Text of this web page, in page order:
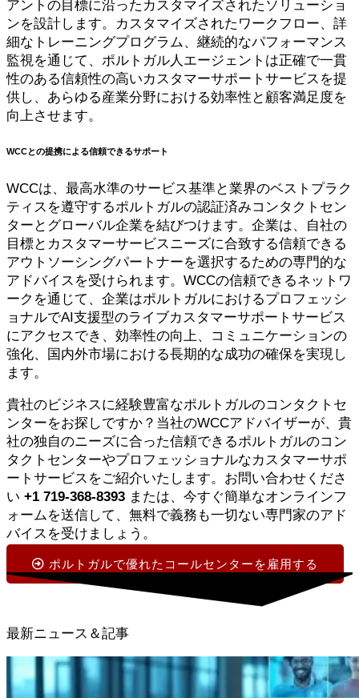
アントの目標に沿ったカスタマイズされたソリューショ
ンを設計します。カスタマイズされたワークフロー、詳
細なトレーニングプログラム、継続的なパフォーマンス
監視を通じて、ポルトガル人エージェントは正確で一貫
性のある信頼性の高いカスタマーサポートサービスを提
供し、あらゆる産業分野における効率性と顧客満足度を
向上させます。
WCCとの提携による信頼できるサポート
WCCは、最高水準のサービス基準と業界のベストプラク
ティスを遵守するポルトガルの認証済みコンタクトセン
ターとグローバル企業を結びつけます。企業は、自社の
目標とカスタマーサービスニーズに合致する信頼できる
アウトソーシングパートナーを選択するための専門的な
アドバイスを受けられます。WCCの信頼できるネットワ
ークを通じて、企業はポルトガルにおけるプロフェッシ
ョナルでAI支援型のライブカスタマーサポートサービス
にアクセスでき、効率性の向上、コミュニケーションの
強化、国内外市場における長期的な成功の確保を実現し
ます。
貴社のビジネスに経験豊富なポルトガルのコンタクトセ
ンターをお探しですか？当社のWCCアドバイザーが、貴
社の独自のニーズに合った信頼できるポルトガルのコン
タクトセンターやプロフェッショナルなカスタマーサポ
ートサービスをご紹介いたします。お問い合わせくださ
い +1 719-368-8393 または、今すぐ簡単なオンラインフ
ォームを送信して、無料で義務も一切ない専門家のアド
バイスを受けましょう。
ポルトガルで優れたコールセンターを雇用する
最新ニュース＆記事